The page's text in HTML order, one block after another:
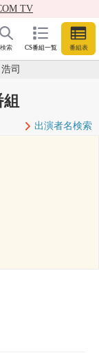
TV
CS番組一覧 番組表
検索
司
出演者名検索